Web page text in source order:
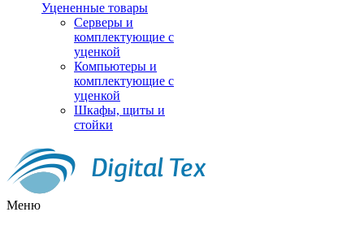
Уцененные товары
Серверы и
комплектующие с
уценкой
Компьютеры и
комплектующие с
уценкой
Шкафы, щиты и
стойки
Меню